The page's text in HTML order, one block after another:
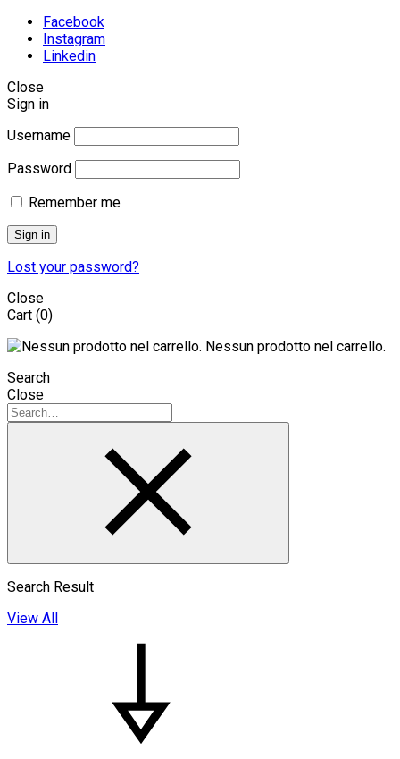
Facebook
Instagram
Linkedin
Close
Sign in
Username
Password
Remember me
Sign in
Lost your password?
Close
Cart (0)
Nessun prodotto nel carrello.
Search
Close
Search Result
View All